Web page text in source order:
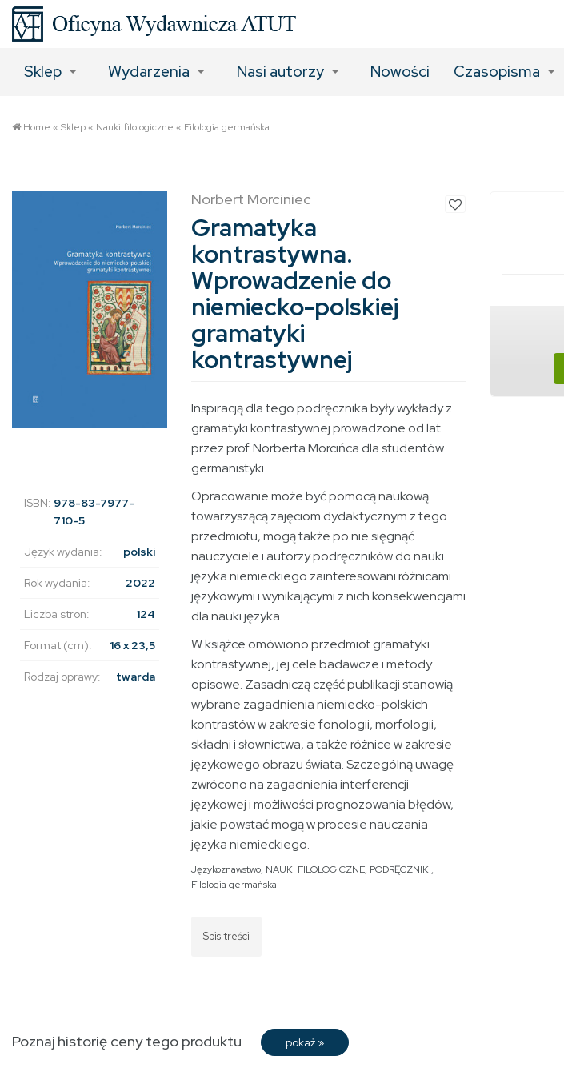
Sklep Wydarzenia Nasi autorzy Nowości Czasopisma
Home «Sklep« Nauki filologiczne « Filologia germańska
ISBN: 978-83-7977-
710-5
Język wydania: polski
Rok wydania: 2022
Liczba stron: 124
Format (cm): 16 x 23,5
Rodzaj oprawy: twarda
Norbert Morciniec
Gramatyka
kontrastywna.
Wprowadzenie do
niemiecko-polskiej
gramatyki
kontrastywnej
Inspiracją dla tego podręcznika były wykłady z
gramatyki kontrastywnej prowadzone od lat
przez prof. Norberta Morcińca dla studentów
germanistyki.
Opracowanie może być pomocą naukową
towarzyszącą zajęciom dydaktycznym z tego
przedmiotu, mogą także po nie sięgnąć
nauczyciele i autorzy podręczników do nauki
języka niemieckiego zainteresowani różnicami
językowymi i wynikającymi z nich konsekwencjami
dla nauki języka.
W książce omówiono przedmiot gramatyki
kontrastywnej, jej cele badawcze i metody
opisowe. Zasadniczą część publikacji stanowią
wybrane zagadnienia niemiecko-polskich
kontrastów w zakresie fonologii, morfologii,
składni i słownictwa, a także różnice w zakresie
językowego obrazu świata. Szczególną uwagę
zwrócono na zagadnienia interferencji
językowej i możliwości prognozowania błędów,
jakie powstać mogą w procesie nauczania
języka niemieckiego.
Językoznawstwo, NAUKI FILOLOGICZNE, PODRĘCZNIKI,
Filologia germańska
Spis treści
Poznaj historię ceny tego produktu pokaż »